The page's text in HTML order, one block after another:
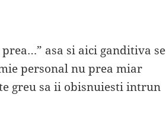
asa si aici ganditiva se
personal nu prea miar
greu sa ii obisnuiesti intrun